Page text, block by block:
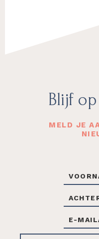
FooterBlijf
MELD JE